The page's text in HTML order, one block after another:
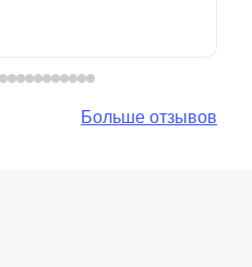
Больше отзывов